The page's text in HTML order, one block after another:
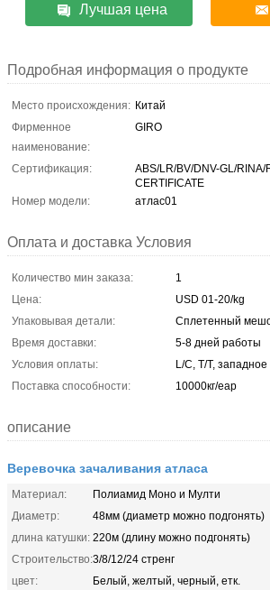
Лучшая цена
Подробная информация о продукте
Место происхождения: Китай
Фирменное
наименование:
GIRO
Сертификация:
ABS/LR/BV/DNV-GL/RINA/
CERTIFICATE
Номер модели:
атлас01
Оплата и доставка Условия
Количество мин заказа:
1
Цена:
USD 01-20/kg
Упаковывая детали:
Сплетенный
Время доставки:
5-8 дней работы
Условия оплаты:
L/C, T/T,
Поставка способности:
10000кг/еар
описание
Веревочка зачаливания атласа
Материал:
Полиамид Моно и Мулти
Диаметр:
48мм (диаметр можно подгонять)
длина катушки: 220м (длину можно подгонять)
Строительство:3/8/12/24 стренг
цвет:
Белый, желтый, черный, етк.